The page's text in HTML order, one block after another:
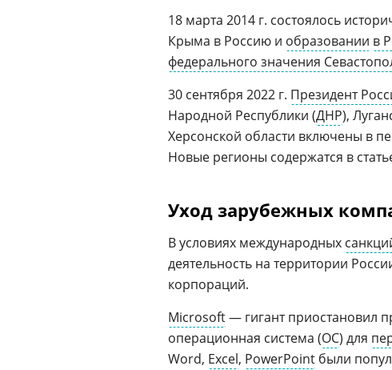
18 марта 2014 г. состоялось
Крыма в Россию и образовании в
федерального значения
30 сентября 2022 г. Президент
Народной Республики (ДНР),
Херсонской области включены в
Новые регионы содержатся в
Уход зарубежных
В условиях международных
деятельность на территории
корпораций.
Microsoft— гигант приостановил
операционная система (ОС) для
Word, Excel, PowerPoint были